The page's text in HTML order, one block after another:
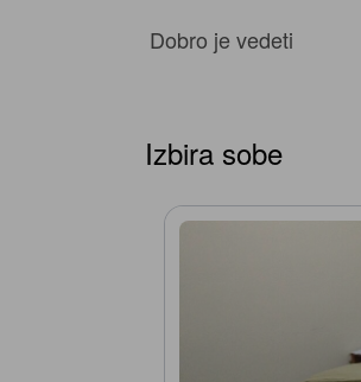
Dobro je vedeti
Izbira sobe